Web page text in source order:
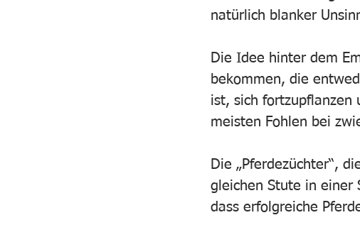
natürlich blanker
Die Idee hinter dem
bekommen, die
ist, sich fortzupflanzen
meisten Fohlen bei
Die „Pferdezüchter“,
gleichen Stute in einer
dass erfolgreiche